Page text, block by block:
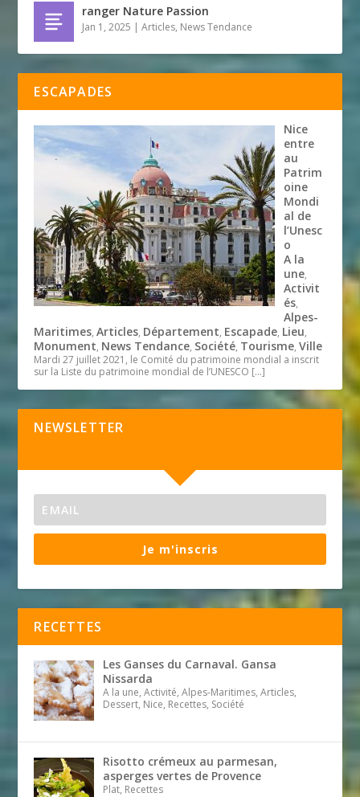
ranger Nature Passion
Jan 1, 2025 |Articles, News Tendance
ESCAPADES
Nice
entre
au
Patrim
oine
Mondi
al de
l’Unesc
o
A la
une,
Activit
és,
Alpes-
Maritimes,Articles, Département, Escapade, Lieu,
Monument, News Tendance, Société, Tourisme,Ville
Mardi 27 juillet 2021, le Comité du patrimoine mondial a inscrit
sur la Liste du patrimoine mondial de l’UNESCO […]
NEWSLETTER
Je m'inscris
RECETTES
Les Ganses du Carnaval. Gansa
Nissarda
A la une, Activité, Alpes-Maritimes, Articles,
Dessert, Nice, Recettes, Société
Risotto crémeux au parmesan,
asperges vertes de Provence
Plat, Recettes